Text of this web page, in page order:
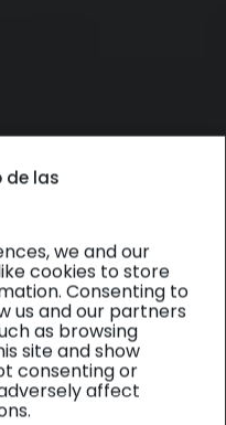
de las
we and our
cookies to store
Consenting to
us and our partners
as browsing
site and show
consenting or
affect